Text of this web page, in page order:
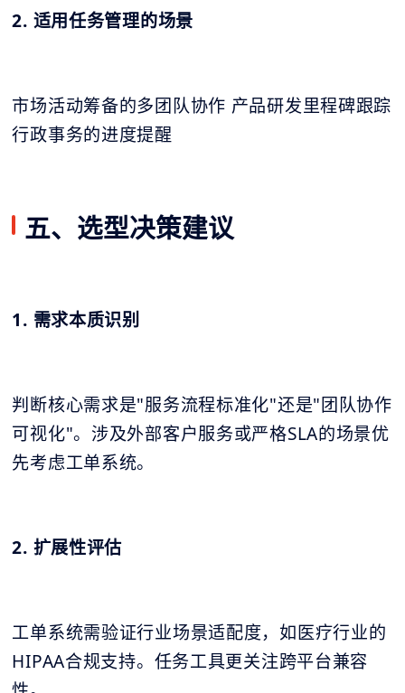
2. 适用任务管理的场景
市场活动筹备的多团队协作 产品研发里程碑跟踪
行政事务的进度提醒
五、选型决策建议
1. 需求本质识别
判断核心需求是"服务流程标准化"还是"团队协作
可视化"。涉及外部客户服务或严格SLA的场景优
先考虑工单系统。
2. 扩展性评估
工单系统需验证行业场景适配度，如医疗行业的
HIPAA合规支持。任务工具更关注跨平台兼容